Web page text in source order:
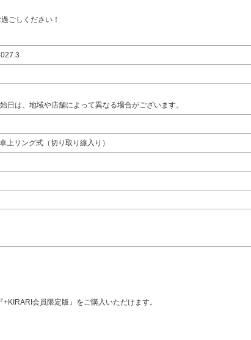
ごしください！
は、地域や店舗によって異なる場合がございます。
リング式（切り取り線入り）
会員限定版』をご購入いただけます。